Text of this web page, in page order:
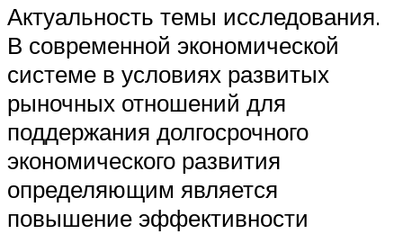
Актуальность темы исследования.
В современной экономической
системе в условиях развитых
рыночных отношений для
поддержания долгосрочного
экономического развития
определяющим является
повышение эффективности